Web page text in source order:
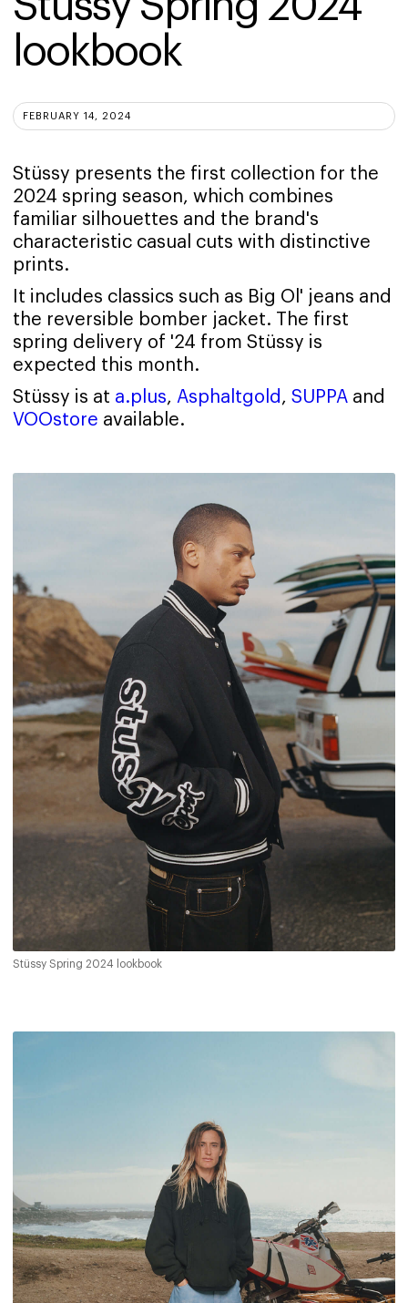
lookbook
FEBRUARY 14, 2024
Stüssy presents the first collection for the
2024 spring season, which combines
familiar silhouettes and the brand's
characteristic casual cuts with distinctive
prints.
It includes classics such as Big Ol' jeans and
the reversible bomber jacket. The first
spring delivery of '24 from Stüssy is
expected this month.
Stüssy is at a.plus, Asphaltgold , SUPPA and
VOOstore available.
Stüssy Spring 2024 lookbook